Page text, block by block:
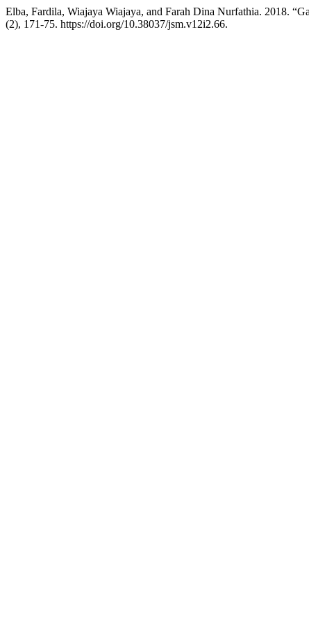
Elba, Fardila, Wiajaya Wiajaya, and Farah Dina Nurfathia. 2018.
(2), 171-75. https://doi.org/10.38037/jsm.v12i2.66.